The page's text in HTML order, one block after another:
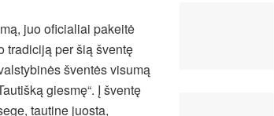
juo oficialiai pakeitė
tradiciją per šią šventę
šventės visumą
giesmę“. Į šventę
tautine juosta,